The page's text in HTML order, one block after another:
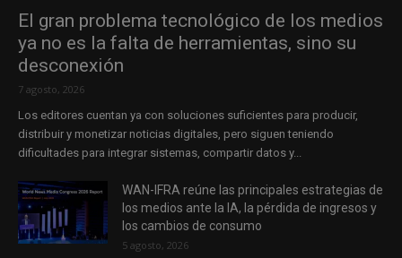
El gran problema tecnológico de los medios
ya no es la falta de herramientas, sino su
desconexión
7 agosto, 2026
Los editores cuentan ya con soluciones suficientes para producir,
distribuir y monetizar noticias digitales, pero siguen teniendo
dificultades para integrar sistemas, compartir datos y...
WAN-IFRA reúne las principales estrategias de
los medios ante la IA, la pérdida de ingresos y
los cambios de consumo
5 agosto, 2026